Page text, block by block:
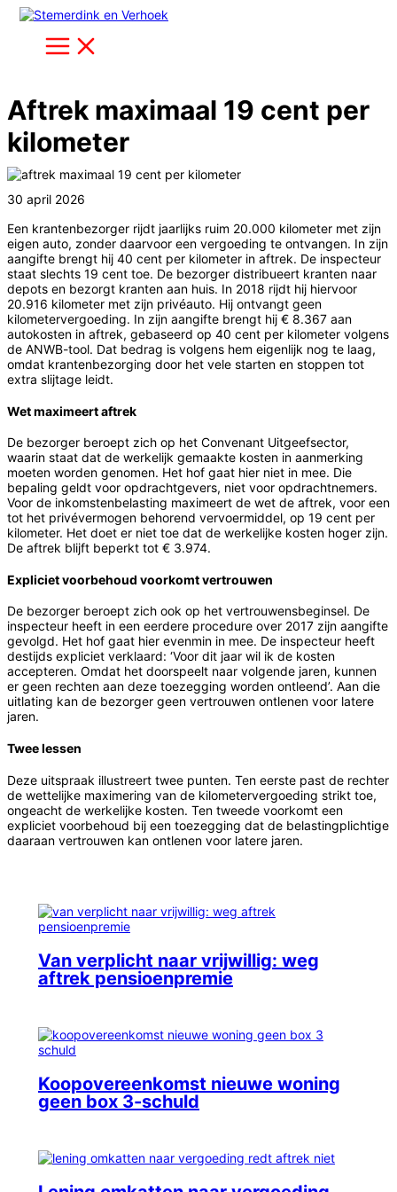
Ga
Aftrek maximaal 19 cent per
kilometer
30 april 2026
Een krantenbezorger rijdt jaarlijks ruim 20.000 kilometer met zijn
eigen auto, zonder daarvoor een vergoeding te ontvangen. In zijn
aangifte brengt hij 40 cent per kilometer in aftrek. De inspecteur
staat slechts 19 cent toe. De bezorger distribueert kranten naar
depots en bezorgt kranten aan huis. In 2018 rijdt hij hiervoor
20.916 kilometer met zijn privéauto. Hij ontvangt geen
kilometervergoeding. In zijn aangifte brengt hij € 8.367 aan
autokosten in aftrek, gebaseerd op 40 cent per kilometer volgens
de ANWB-tool. Dat bedrag is volgens hem eigenlijk nog te laag,
omdat krantenbezorging door het vele starten en stoppen tot
extra slijtage leidt.
Wet maximeert aftrek
De bezorger beroept zich op het Convenant Uitgeefsector,
waarin staat dat de werkelijk gemaakte kosten in aanmerking
moeten worden genomen. Het hof gaat hier niet in mee. Die
bepaling geldt voor opdrachtgevers, niet voor opdrachtnemers.
Voor de inkomstenbelasting maximeert de wet de aftrek, voor een
tot het privévermogen behorend vervoermiddel, op 19 cent per
kilometer. Het doet er niet toe dat de werkelijke kosten hoger zijn.
De aftrek blijft beperkt tot € 3.974.
Expliciet voorbehoud voorkomt vertrouwen
De bezorger beroept zich ook op het vertrouwensbeginsel. De
inspecteur heeft in een eerdere procedure over 2017 zijn aangifte
gevolgd. Het hof gaat hier evenmin in mee. De inspecteur heeft
destijds expliciet verklaard: ‘Voor dit jaar wil ik de kosten
accepteren. Omdat het doorspeelt naar volgende jaren, kunnen
er geen rechten aan deze toezegging worden ontleend’. Aan die
uitlating kan de bezorger geen vertrouwen ontlenen voor latere
jaren.
Twee lessen
Deze uitspraak illustreert twee punten. Ten eerste past de rechter
de wettelijke maximering van de kilometervergoeding strikt toe,
ongeacht de werkelijke kosten. Ten tweede voorkomt een
expliciet voorbehoud bij een toezegging dat de belastingplichtige
daaraan vertrouwen kan ontlenen voor latere jaren.
Van verplicht naar vrijwillig: weg
aftrek pensioenpremie
Koopovereenkomst nieuwe woning
geen box 3-schuld